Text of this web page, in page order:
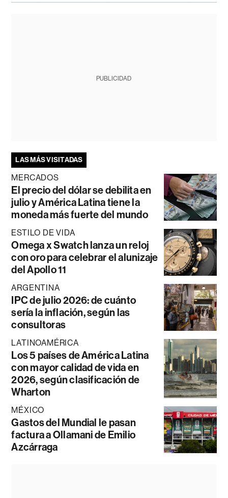
PUBLICIDAD
LAS MÁS VISITADAS
MERCADOS
El precio del dólar se debilita en
julio y América Latina tiene la
moneda más fuerte del mundo
ESTILO DE VIDA
Omega x Swatch lanza un reloj
con oro para celebrar el alunizaje
del Apollo 11
ARGENTINA
IPC de julio 2026: de cuánto
sería la inflación, según las
consultoras
LATINOAMÉRICA
Los 5 países de América Latina
con mayor calidad de vida en
2026, según clasificación de
Wharton
MÉXICO
Gastos del Mundial le pasan
factura a Ollamani de Emilio
Azcárraga